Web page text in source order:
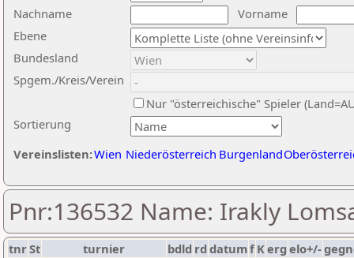
Nachname
Vorname
Ebene
Sortierung
Bundesland
Spgem./Kreis/Verein
Nur "österreichische" Spieler
Vereinslisten:Wien Niederösterreich Burgenland
Pnr:136532 Name: Irakly
tnrSt turnier bdld rd datumf Kerg elo+/-